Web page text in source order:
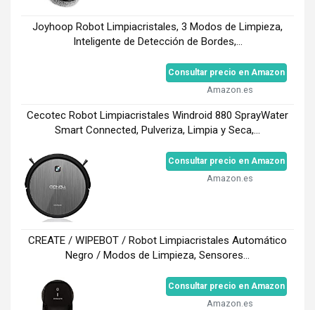
Joyhoop Robot Limpiacristales, 3 Modos de Limpieza,
Inteligente de Detección de Bordes,...
Consultar precio en Amazon
Amazon.es
Cecotec Robot Limpiacristales Windroid 880 SprayWater
Smart Connected, Pulveriza, Limpia y Seca,...
Consultar precio en Amazon
Amazon.es
CREATE / WIPEBOT / Robot Limpiacristales Automático
Negro / Modos de Limpieza, Sensores...
Consultar precio en Amazon
Amazon.es